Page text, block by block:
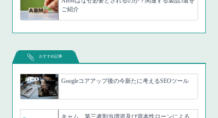
ご紹介
おすすめ記事
Googleコアアップ後の今新たに考えるSEOツール
キャム、第三者割当増資及び資本性ローンによる